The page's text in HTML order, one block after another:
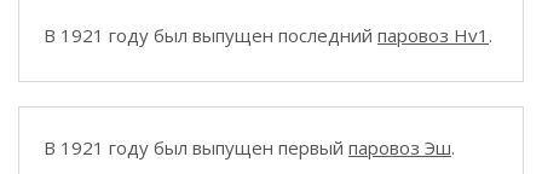
В 1921 году был выпущен последний паровоз Hv1 .
В 1921 году был выпущен первый паровоз Эш.